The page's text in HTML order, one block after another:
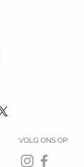
VOLG ONS OP: